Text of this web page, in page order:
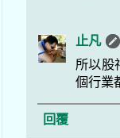
止凡
所以股
個行業
回覆